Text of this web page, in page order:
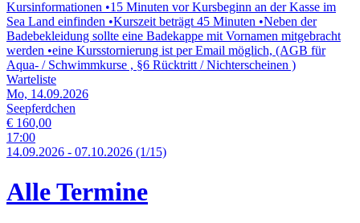
Kursinformationen •15 Minuten vor Kursbeginn an der Kasse im
Sea Land einfinden •Kurszeit beträgt 45 Minuten •Neben der
Badebekleidung sollte eine Badekappe mit Vornamen mitgebracht
werden •eine Kursstornierung ist per Email möglich, (AGB für
Aqua- / Schwimmkurse , §6 Rücktritt / Nichterscheinen )
Warteliste
Mo, 14.09.2026
Seepferdchen
€ 160,00
17:00
14.09.2026 - 07.10.2026 (1/15)
Alle Termine